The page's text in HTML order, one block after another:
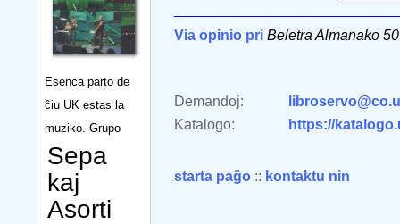
Esenca parto de
ĉiu UK estas la
muziko. Grupo
Sepa
kaj
Asorti
Via opinio pri Beletra Almanako 50
Demandoj:
Katalogo:
https://
starta paĝo :: kontaktu nin